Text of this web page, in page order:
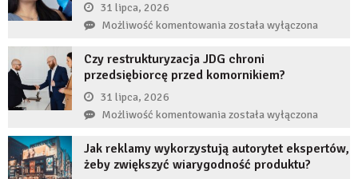
31 lipca, 2026
Możliwość komentowaniaCo
stanie,
jeśli
długi
uzupełnię
została wyłączona
Czy restrukturyzacja JDG chroni
przedsiębiorcę przed komornikiem?
31 lipca, 2026
Możliwość komentowaniaCzy
JDG
chroni
została wyłączona
Jak reklamy wykorzystują autorytet ekspertów,
żeby zwiększyć wiarygodność produktu?